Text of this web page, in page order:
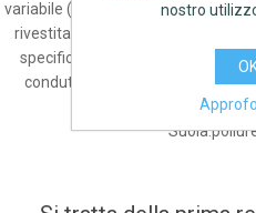
variabile (12mm - 8mm - 3,8mm).
rivestita in tessuto altamente
specifico trattamento
conduttivi Puntale:non metallico
Lamina:non metallica
nostro